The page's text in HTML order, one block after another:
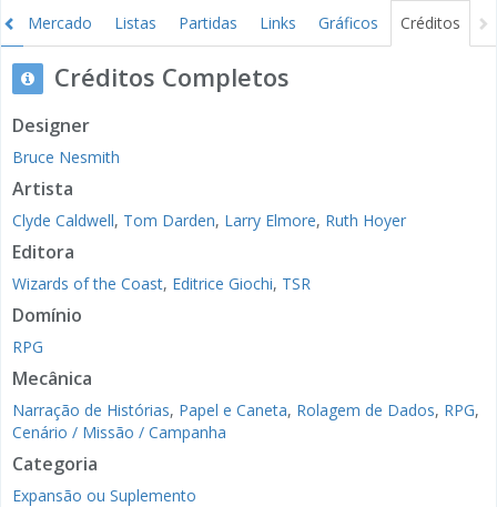
Mercado Listas Partidas Links Gráficos Créditos
Créditos Completos
Designer
Bruce Nesmith
Artista
Clyde Caldwell, Tom Darden, Larry Elmore, Ruth Hoyer
Editora
Wizards of the Coast, Editrice Giochi, TSR
Domínio
RPG
Mecânica
Narração de Histórias, Papel e Caneta, Rolagem de Dados, RPG,
Cenário / Missão / Campanha
Categoria
Expansão ou Suplemento